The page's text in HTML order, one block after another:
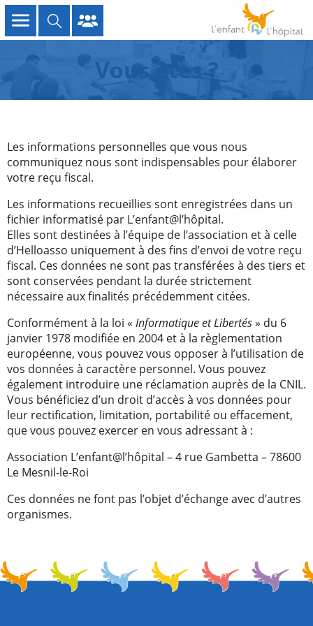
Vous êtes ?
Les informations personnelles que vous nous
communiquez nous sont indispensables pour élaborer
votre reçu fiscal.
Les informations recueillies sont enregistrées dans un
fichier informatisé par L’enfant@l’hôpital.
Elles sont destinées à l’équipe de l’association et à celle
d’Helloasso uniquement à des fins d’envoi de votre reçu
fiscal. Ces données ne sont pas transférées à des tiers et
sont conservées pendant la durée strictement
nécessaire aux finalités précédemment citées.
Conformément à la loi « Informatique et Libertés» du 6
janvier 1978 modifiée en 2004 et à la règlementation
européenne, vous pouvez vous opposer à l’utilisation de
vos données à caractère personnel. Vous pouvez
également introduire une réclamation auprès de la CNIL.
Vous bénéficiez d’un droit d’accès à vos données pour
leur rectification, limitation, portabilité ou effacement,
que vous pouvez exercer en vous adressant à :
Association L’enfant@l’hôpital – 4 rue Gambetta – 78600
Le Mesnil-le-Roi
Ces données ne font pas l’objet d’échange avec d’autres
organismes.